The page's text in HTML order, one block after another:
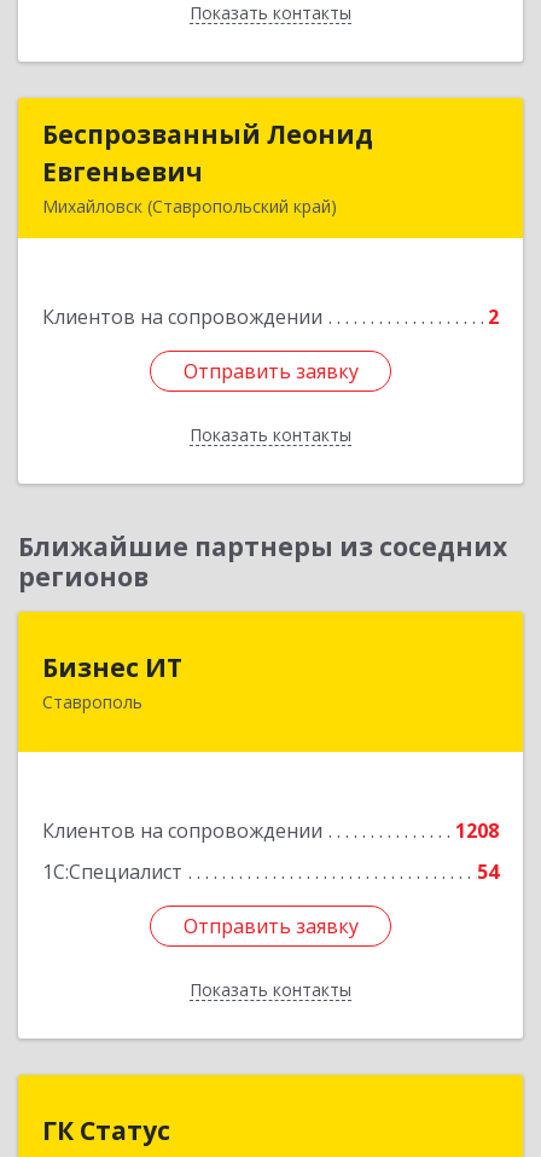
Показать контакты
Назад
Беспрозванный Леонид
Евгеньевич
Михайловск (Ставропольский край)
Клиентов на сопровождении 2
Отправить заявку
Показать контакты
Беспрозванный Леонид
Отправить заявку
Назад
Ближайшие партнеры из соседних
регионов
Бизнес ИТ
Ставрополь
Клиентов на сопровождении
1208
1С:Специалист
54
Отправить заявку
Показать контакты
355035, Ставропольский край, Ставрополь г, 1
Отправить заявку
Назад
ГК Статус